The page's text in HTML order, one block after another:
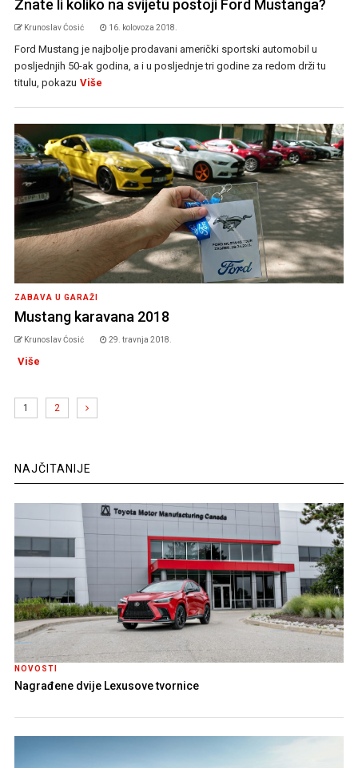
Znate li koliko na svijetu postoji Ford Mustanga?
Krunoslav Ćosić 16. kolovoza 2018.
Ford Mustang je najbolje prodavani američki sportski automobil u
posljednjih 50-ak godina, a i u posljednje tri godine za redom drži tu
titulu, pokazu Više
ZABAVA U GARAŽI
Mustang karavana 2018
Krunoslav Ćosić 29. travnja 2018.
Više
1 2
NAJČITANIJE
NOVOSTI
Nagrađene dvije Lexusove tvornice